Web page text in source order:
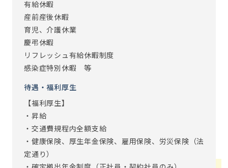
有給休暇
産前産後休暇
育児、介護休業
慶弔休暇
リフレッシュ有給休暇制度
感染症特別休暇 等
待遇・福利厚生
【福利厚生】
・昇給
・交通費規程内全額支給
・健康保険、厚生年金保険、雇用保険、労災保険（法
定通り）